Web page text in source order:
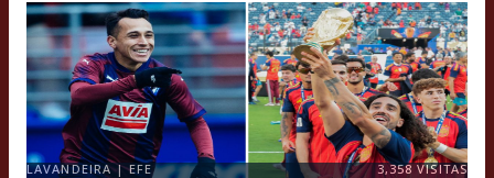
LAVANDEIRA | EFE 3,358VISITAS